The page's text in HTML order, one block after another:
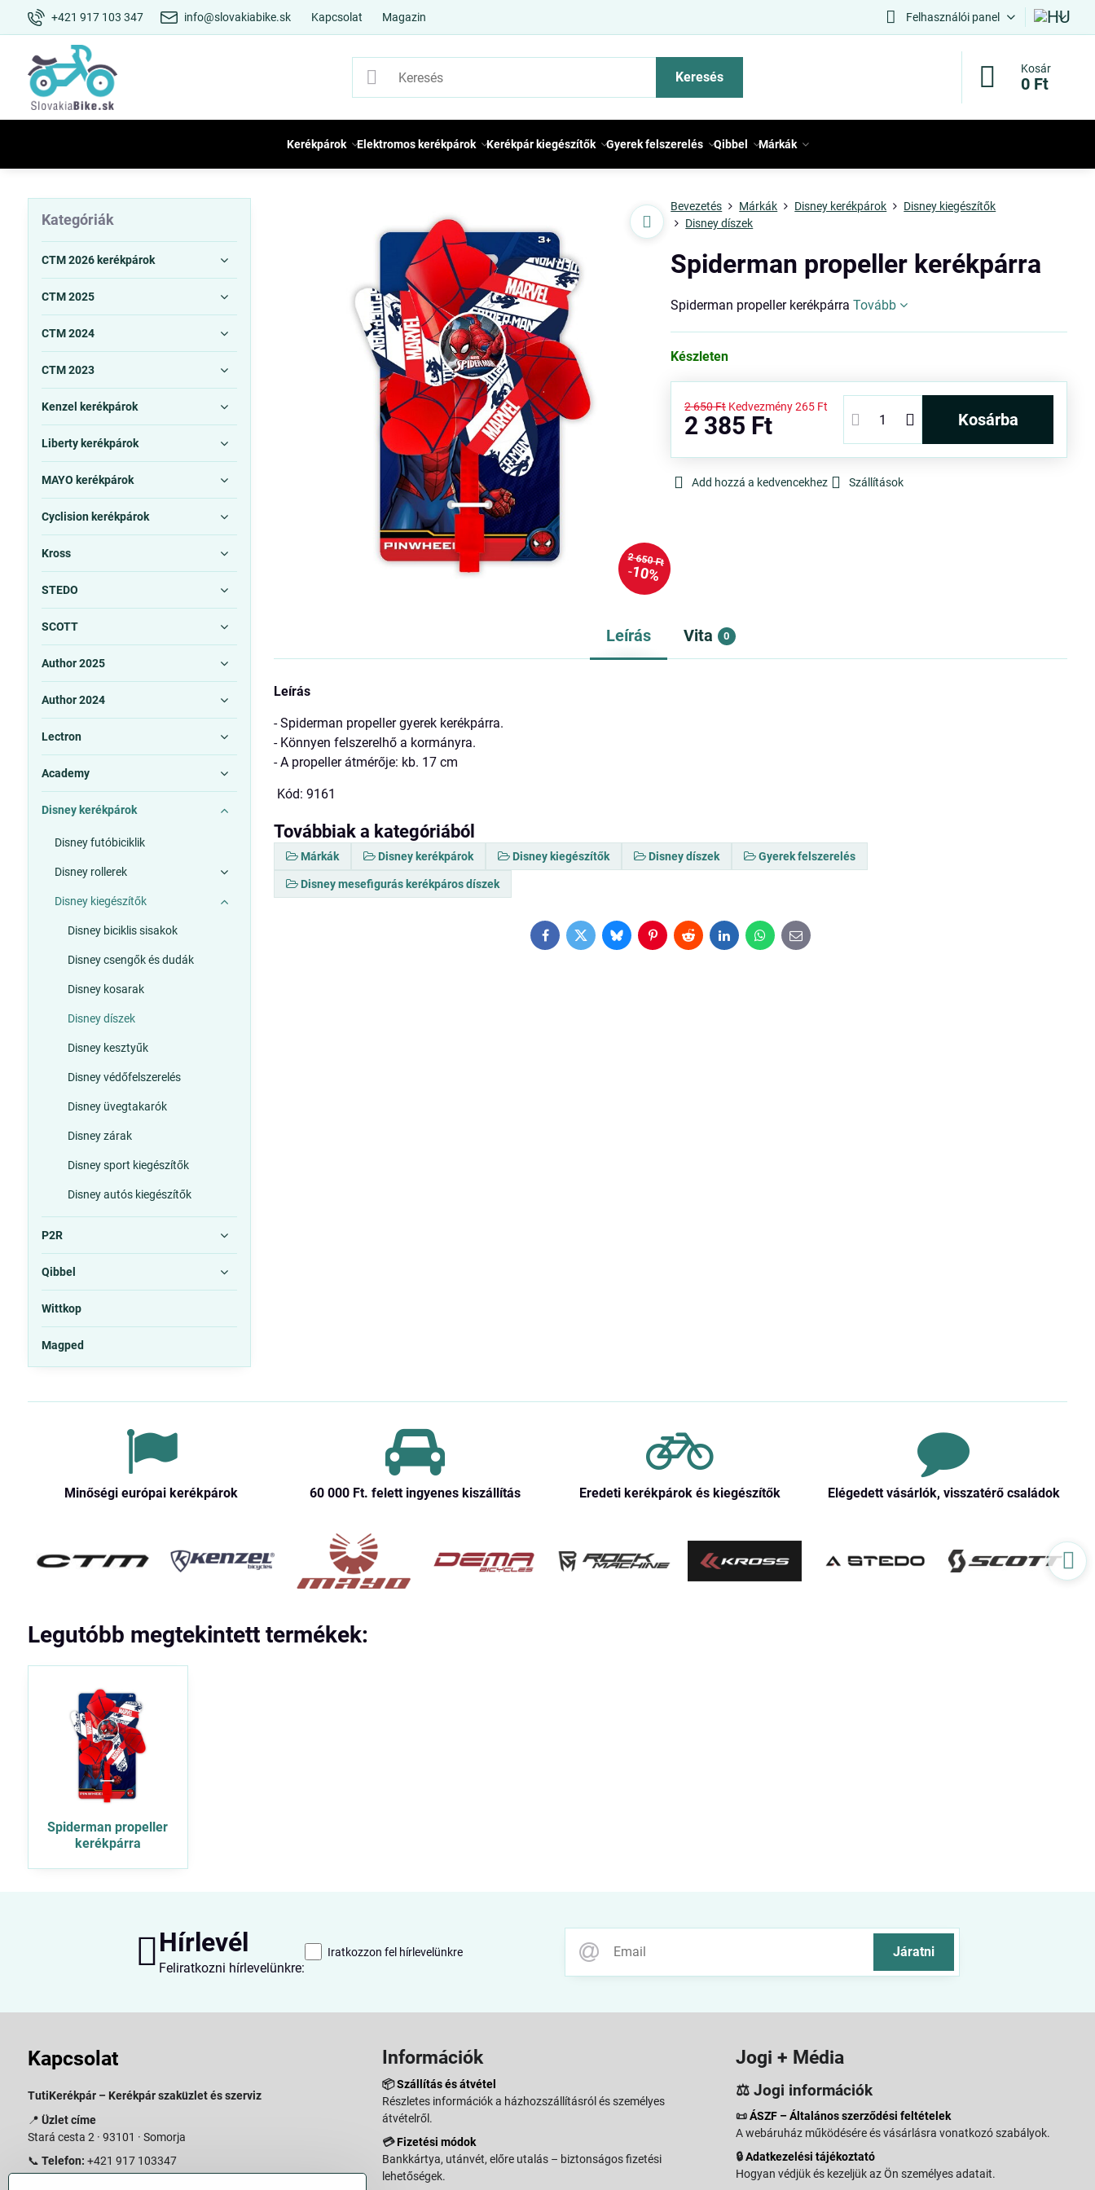
+421 917 103 347 info@slovakiabike.sk Kapcsolat Magazin Felhasználói panel
Keresés
Kosár
0 Ft
Kerékpárok Elektromos kerékpárok Kerékpár kiegészítők Gyerek felszerelés Qibbel Márkák
2 650 Ft
10%
Bevezetés Márkák Disney kerékpárok
Disney kiegészítők
Disney díszek
Spiderman propeller kerékpárra
Spiderman propeller kerékpárraTovább
Készleten
2 650 Ft Kedvezmény 265 Ft
2 385 Ft kosárba
Add hozzá a kedvencekhez Szállítások
Leírás Vita 0
Leírás
- Spiderman propeller gyerek kerékpárra.
- Könnyen felszerelhő a kormányra.
- A propeller átmérője: kb. 17 cm
Kód: 9161
Továbbiak a kategóriából
Márkák Disney kerékpárok Disney kiegészítők Disney díszek Gyerek felszerelés
Disney mesefigurás kerékpáros díszek
FacebookTwitterBlueskyPinterestRedditLinkedInWhatsApp
E-
mail
Kategóriák
CTM 2026 kerékpárok
CTM 2025
CTM 2024
CTM 2023
Kenzel kerékpárok
Liberty kerékpárok
MAYO kerékpárok
Cyclision kerékpárok
Kross
STEDO
SCOTT
Author 2025
Author 2024
Lectron
Academy
Disney kerékpárok
Disney futóbiciklik
Disney rollerek
Disney kiegészítők
Disney biciklis sisakok
Disney csengők és dudák
Disney kosarak
Disney díszek
Disney kesztyűk
Disney védőfelszerelés
Disney üvegtakarók
Disney zárak
Disney sport kiegészítők
Disney autós kiegészítők
P2R
Qibbel
Wittkop
Magped
Minőségi európai kerékpárok 60 000 Ft​. felett ingyenes kiszállítás Eredeti kerékpárok és kiegészítők Elégedett vásárlók, visszatérő családok
Legutóbb megtekintett termékek:
Spiderman propeller
kerékpárra
Hírlevél
Feliratkozni hírlevelünkre:
Járatni
Iratkozzon fel hírlevelünkre
Kapcsolat
TutiKerékpár – Kerékpár szaküzlet és szerviz
📍 Üzlet címe
Stará cesta 2 · 93101 · Somorja
📞 Telefon: +421 917 103347
Információk
📦Szállítás és átvétel
Részletes információk a házhozszállításról és személyes
átvételről.
💳Fizetési módok
Bankkártya, utánvét, előre utalás – biztonságos fizetési
lehetőségek.
Jogi + Média
⚖️ Jogi információk
📜ÁSZF – Általános szerződési feltételek
A webáruház működésére és vásárlásra vonatkozó szabályok.
🔒Adatkezelési tájékoztató
Hogyan védjük és kezeljük az Ön személyes adatait.